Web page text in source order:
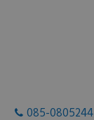
085-0805244